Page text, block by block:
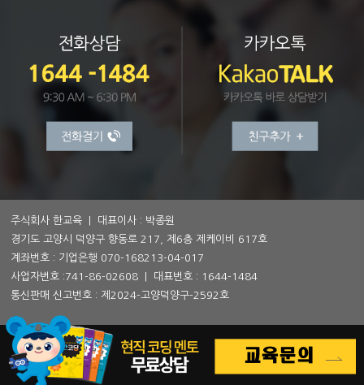
주식회사 한교육 | 대표이사 : 박종원
경기도 고양시 덕양구 향동로 217, 제6층 제케이비 617호
계좌번호 : 기업은행 070-168213-04-017
사업자번호 :741-86-02608 | 대표번호 : 1644-1484
통신판매 신고번호 : 제2024-고양덕양구-2592호